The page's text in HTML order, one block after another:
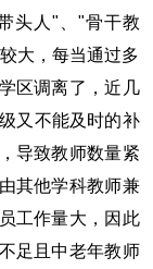
头人"、"骨干教
大，每当通过多
区调离了，近几
又不能及时的补
导致教师数量紧
其他学科教师兼
工作量大，因此
足且中老年教师